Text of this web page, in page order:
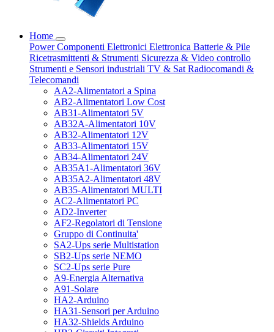
Home
PowerComponenti Elettronici Elettronica Batterie & Pile
Ricetrasmittenti & Strumenti Sicurezza & Video controllo
Strumenti e Sensori industriali TV & Sat Radiocomandi &
Telecomandi
AA2-Alimentatori a Spina
AB2-Alimentatori Low Cost
AB31-Alimentatori 5V
AB32A-Alimentatori 10V
AB32-Alimentatori 12V
AB33-Alimentatori 15V
AB34-Alimentatori 24V
AB35A1-Alimentatori 36V
AB35A2-Alimentatori 48V
AB35-Alimentatori MULTI
AC2-Alimentatori PC
AD2-Inverter
AF2-Regolatori di Tensione
Gruppo di Continuita'
SA2-Ups serie Multistation
SB2-Ups serie NEMO
SC2-Ups serie Pure
A9-Energia Alternativa
A91-Solare
HA2-Arduino
HA31-Sensori per Arduino
HA32-Shields Arduino